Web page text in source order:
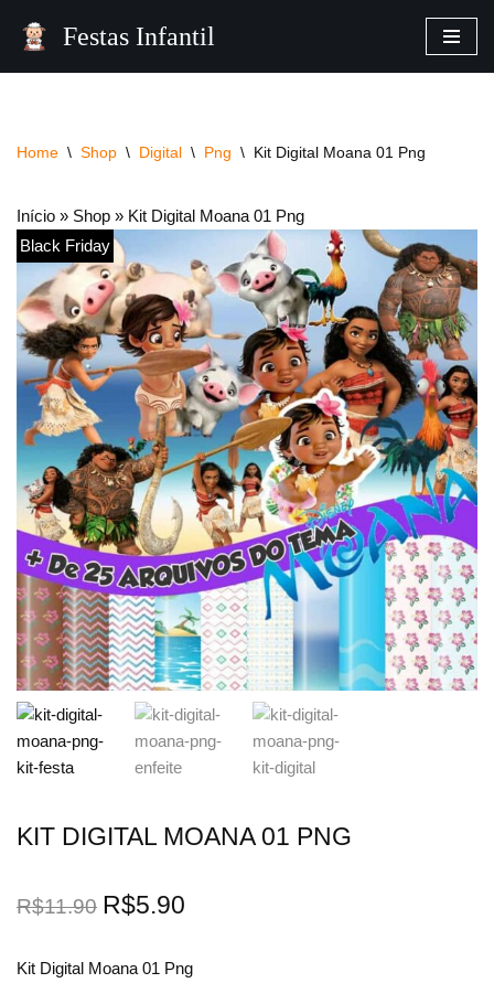
Festas Infantil
Home \ Shop \ Digital \ Png \ Kit Digital Moana 01 Png
Início » Shop » Kit Digital Moana 01 Png
Black Friday
KIT DIGITAL MOANA 01 PNG
R$11.90 R$5.90
Kit Digital Moana 01 Png